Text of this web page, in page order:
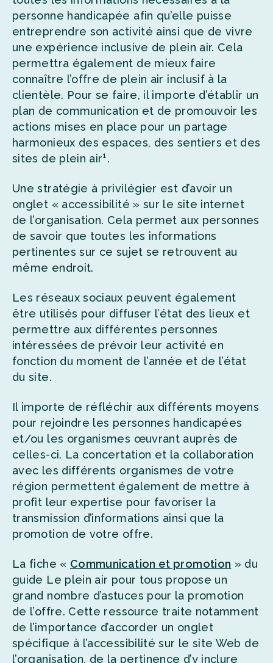
personne handicapée afin qu’elle puisse
entreprendre son activité ainsi que de vivre
une expérience inclusive de plein air. Cela
permettra également de mieux faire
connaître l’offre de plein air inclusif à la
clientèle. Pour se faire, il importe d’établir un
plan de communication et de promouvoir les
actions mises en place pour un partage
harmonieux des espaces, des sentiers et des
sites de plein air1.
Une stratégie à privilégier est d’avoir un
onglet « accessibilité » sur le site internet
de l’organisation. Cela permet aux personnes
de savoir que toutes les informations
pertinentes sur ce sujet se retrouvent au
même endroit.
Les réseaux sociaux peuvent également
être utilisés pour diffuser l’état des lieux et
permettre aux différentes personnes
intéressées de prévoir leur activité en
fonction du moment de l’année et de l’état
du site.
Il importe de réfléchir aux différents moyens
pour rejoindre les personnes handicapées
et/ou les organismes œuvrant auprès de
celles-ci. La concertation et la collaboration
avec les différents organismes de votre
région permettent également de mettre à
profit leur expertise pour favoriser la
transmission d’informations ainsi que la
promotion de votre offre.
La fiche « Communication et promotion » du
guide Le plein air pour tous propose un
grand nombre d’astuces pour la promotion
de l’offre. Cette ressource traite notamment
de l’importance d’accorder un onglet
spécifique à l’accessibilité sur le site Web de
l’organisation, de la pertinence d’y inclure